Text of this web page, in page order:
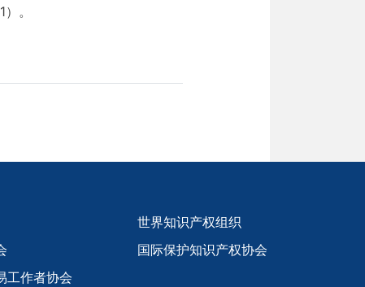
。
工作者协会
世界知识产权组织
国际保护知识产权协会